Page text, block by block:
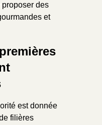
proposer des
et
est donnée
filières